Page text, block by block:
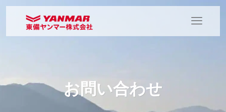
お問い合わせ